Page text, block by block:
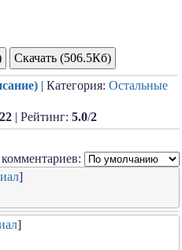
Скачать (506.5Кб)
| Категория: Остальные
| Рейтинг: 5.0/2
]
]